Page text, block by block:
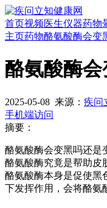
首页视频医生仪器药物
主页药物酪氨酸酶会变
酪氨酸酶
2025-05-08 来源： 疾问
手机端访问
摘要：
酪氨酸酶会变黑吗还是
酪氨酸酶究竟是帮助皮
酪氨酸酶本身是促使黑
下发挥作用，会将酪氨